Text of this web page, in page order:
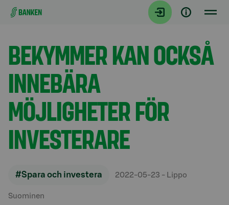
Gå direkt till innehållet
Artiklar
BEKYMMER KAN OCKSÅ
INNEBÄRA
MÖJLIGHETER FÖR
INVESTERARE
#Spara och investera 2022-05-23 - Lippo
Suominen